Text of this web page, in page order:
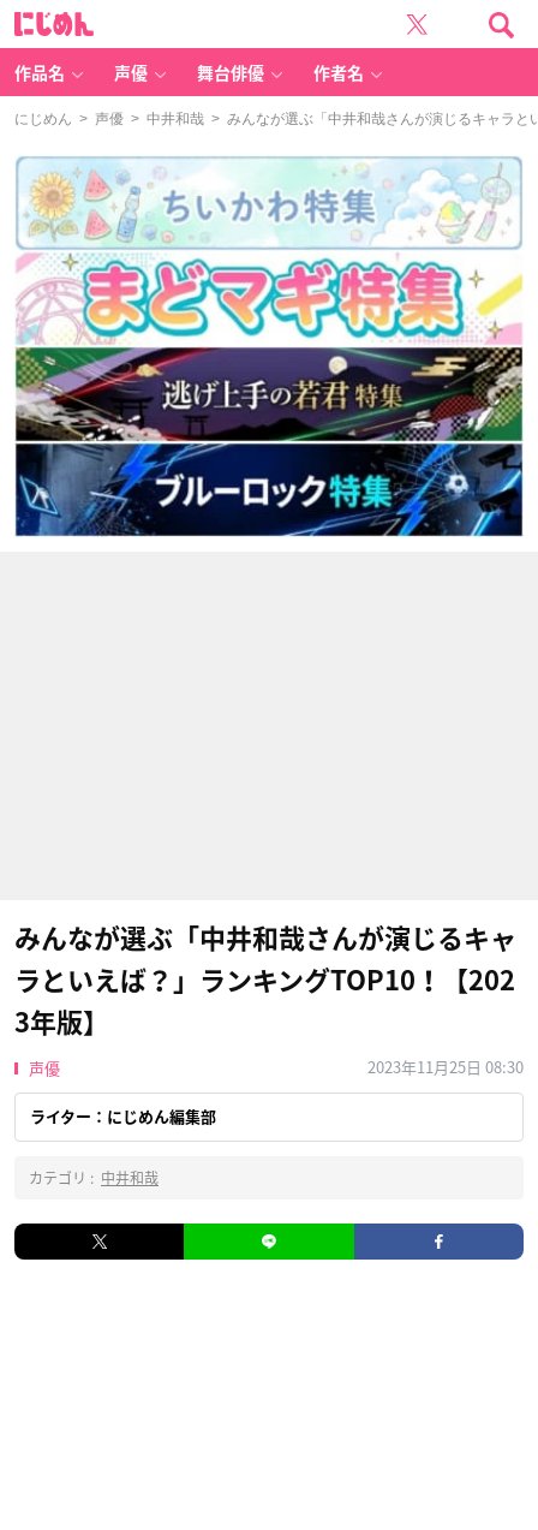
作品名 声優 舞台俳優 作者名
にじめん > 声優 > 中井和哉 > みんなが選ぶ「中井和哉さんが演じるキャラ
みんなが選ぶ「中井和哉さんが演じるキャ
ラといえば？」ランキングTOP10！【202
3年版】
声優 2023年11月25日 08:30
ライター：にじめん編集部
カテゴリ : 中井和哉